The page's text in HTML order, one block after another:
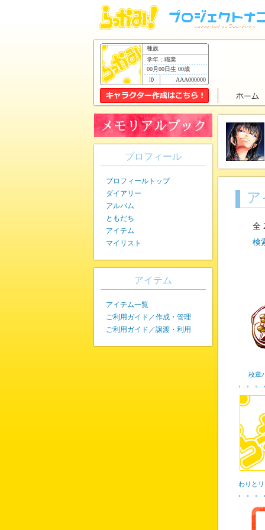
種族
学年：職業
00月00日生 00歳
AAA000000
全
検
校章
わりと
プロフィール
プロフィールトップ
ダイアリー
アルバム
ともだち
アイテム
マイリスト
アイテム
アイテム一覧
ご利用ガイド／作成・管理
ご利用ガイド／譲渡・利用